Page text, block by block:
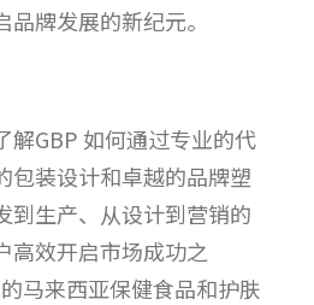
牌发展的新纪元。
解GBP 如何通过专业的代
包装设计和卓越的品牌塑
到生产、从设计到营销的
高效开启市场成功之
马来西亚保健食品和护肤